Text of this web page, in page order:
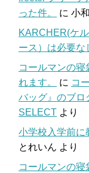
った件。
に 小
KARCHER(ケ
ース）は必要な
コールマンの
れます。
に コ
バッグ』のブロ
SELECT より
小学校入学前に
とれいん より
コールマンの